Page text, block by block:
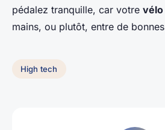
pédalez tranquille, car votre vélo
mains, ou plutôt, entre de bonnes
High tech